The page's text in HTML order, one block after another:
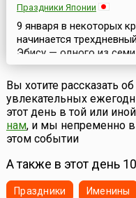
Праздники Японии
9 января в некоторых
начинается
Эбису — одного из
считается богом
торговцев. Предание
направила Эбису на
чтобы он сам добывал
Эбису издавна
Вы хотите рассказать
увлекательных
этот день в той или
нам, и мы непременно
этом событии
А также в этот день
Праздники Именины